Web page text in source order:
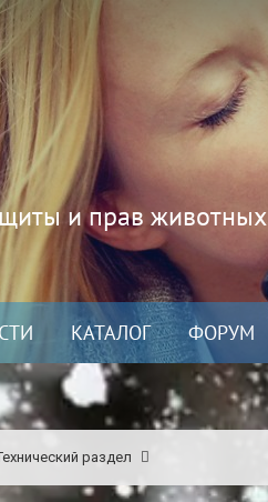
и прав животных
КАТАЛОГ ФОРУМ
раздел